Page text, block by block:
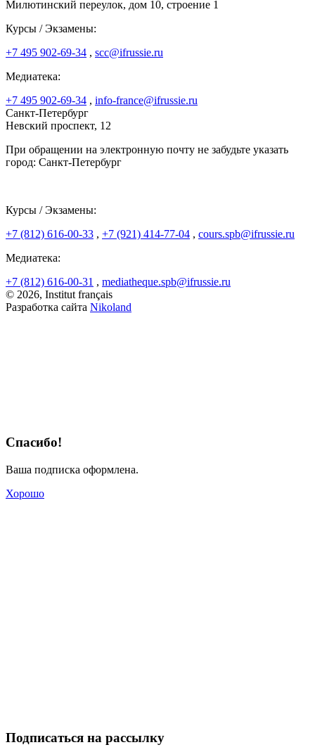
Милютинский переулок, дом 10, строение 1
Курсы / Экзамены:
+7 495 902-69-34 , scc@ifrussie.ru
Медиатека:
+7 495 902-69-34 , info-france@ifrussie.ru
Санкт-Петербург
Невский проспект, 12
При обращении на электронную почту не забудьте указать
город: Санкт-Петербург
Курсы / Экзамены:
+7 (812) 616-00-33 , +7 (921) 414-77-04 , cours.spb@ifrussie.ru
Медиатека:
+7 (812) 616-00-31 , mediatheque.spb@ifrussie.ru
© 2026, Institut français
Разработка сайта Nikoland
Спасибо!
Ваша подписка оформлена.
Хорошо
Подписаться на рассылку